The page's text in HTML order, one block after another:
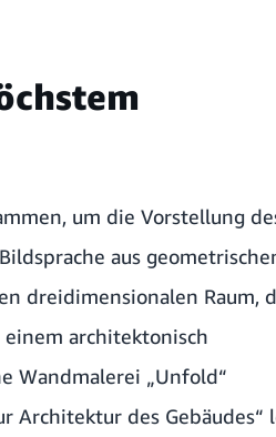
um die Vorstellung
aus
dreidimensionalen Raum,
architektonisch
Wandmalerei „Unfold“
Architektur des Gebäudes“